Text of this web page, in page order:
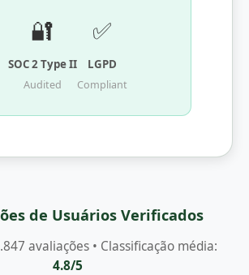
🔐
SOC 2 Type II
Audited
✅
LGPD
Compliant
de Usuários Verificados
avaliações • Classificação média:
4.8/5